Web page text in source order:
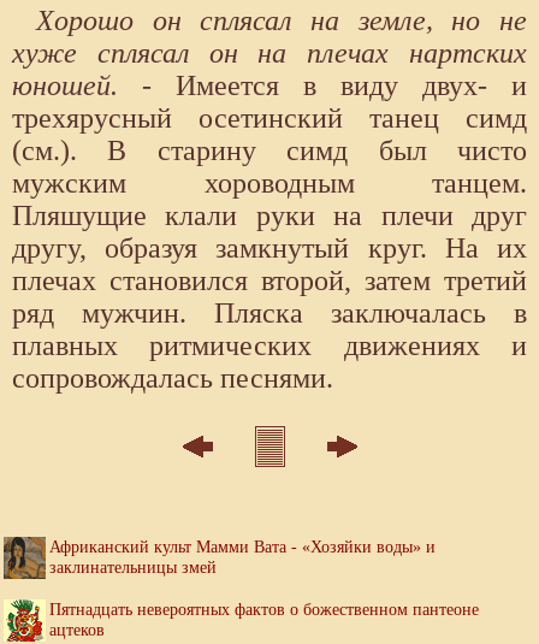
Хорошо он сплясал на земле, но не
хуже сплясал он на плечах нартских
юношей. - Имеется в виду двух- и
трехярусный осетинский танец симд
(см.). В старину симд был чисто
мужским хороводным танцем.
Пляшущие клали руки на плечи друг
другу, образуя замкнутый круг. На их
плечах становился второй, затем третий
ряд мужчин. Пляска заключалась в
плавных ритмических движениях и
сопровождалась песнями.
Африканский культ Мамми Вата - «Хозяйки воды» и
заклинательницы змей
Пятнадцать невероятных фактов о божественном пантеоне
ацтеков